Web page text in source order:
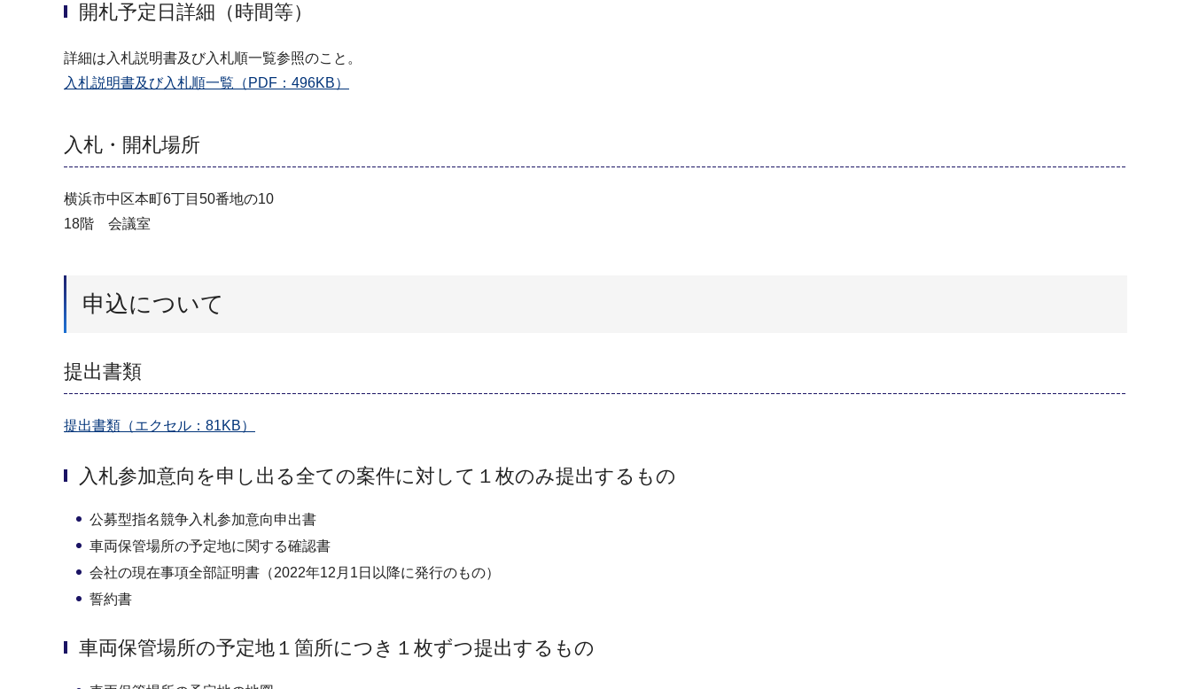
開札予定日詳細（時間等）
詳細は入札説明書及び入札順一覧参照のこと。
入札説明書及び入札順一覧（PDF：496KB）
入札・開札場所
横浜市中区本町6丁目50番地の10
18階 会議室
申込について
提出書類
提出書類（エクセル：81KB）
入札参加意向を申し出る全ての案件に対して１枚のみ提出するもの
公募型指名競争入札参加意向申出書
車両保管場所の予定地に関する確認書
会社の現在事項全部証明書（2022年12月1日以降に発行のもの）
誓約書
車両保管場所の予定地１箇所につき１枚ずつ提出するもの